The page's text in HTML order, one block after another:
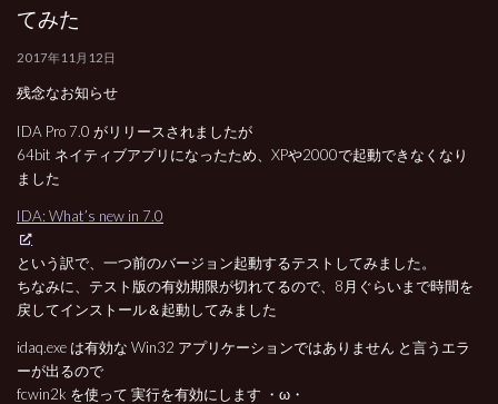
てみた
2017年11月12日
残念なお知らせ
IDA Pro 7.0 がリリースされましたが
64bit ネイティブアプリになったため、XPや2000で起動できなくなり
ました
IDA: What’s new in 7.0
という訳で、一つ前のバージョン起動するテストしてみました。
ちなみに、テスト版の有効期限が切れてるので、8月ぐらいまで時間を
戻してインストール＆起動してみました
idaq.exe は有効な Win32 アプリケーションではありません と言うエラ
ーが出るので
fcwin2k を使って 実行を有効にします ・ω・